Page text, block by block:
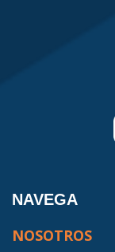
NAVEGA
NOSOTROS